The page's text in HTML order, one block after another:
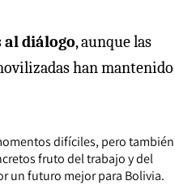
al diálogo, aunque las
han mantenido
difíciles, pero también
fruto del trabajo y del
un futuro mejor para Bolivia.